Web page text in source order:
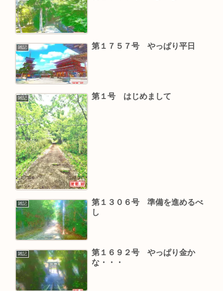
雑記 第１７５７号 やっぱり平日
雑記 第１号 はじめまして
雑記
第１３０６号 準備を進めるべ
し
雑記
第１６９２号 やっぱり金か
な・・・